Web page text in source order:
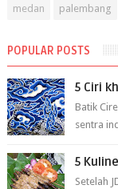
medan palembang
POPULAR POSTS
5 Ciri
Batik
sentra
5
Setelah